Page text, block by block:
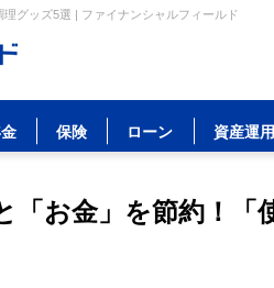
グッズ5選 | ファイナンシャルフィールド
保険 ローン 資産運用
「お金」を節約！